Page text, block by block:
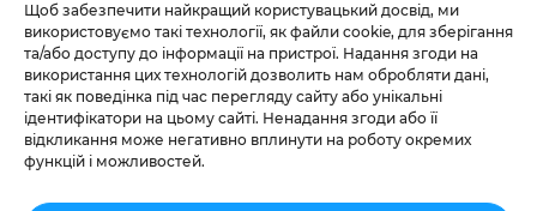
Щоб забезпечити найкращий користувацький досвід, ми
використовуємо такі технології, як файли cookie, для зберігання
та/або доступу до інформації на пристрої. Надання згоди на
використання цих технологій дозволить нам обробляти дані,
такі як поведінка під час перегляду сайту або унікальні
ідентифікатори на цьому сайті. Ненадання згоди або її
відкликання може негативно вплинути на роботу окремих
функцій і можливостей.
Слідкувати за нами
+38 073 185 81 11
+38 067 457 86 44